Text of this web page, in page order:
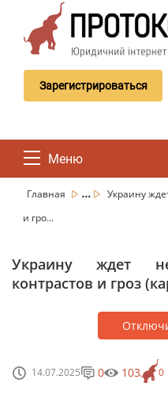
Зарегистрироваться
Меню
Главная ...
Украину
и гро...
Украину ждет
контрастов и гроз
14.07.2025 0
0 103